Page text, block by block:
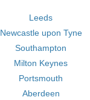
Leeds
Newcastle upon Tyne
Southampton
Milton Keynes
Portsmouth
Aberdeen